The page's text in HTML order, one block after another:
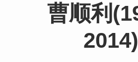
曹顺利
2014)